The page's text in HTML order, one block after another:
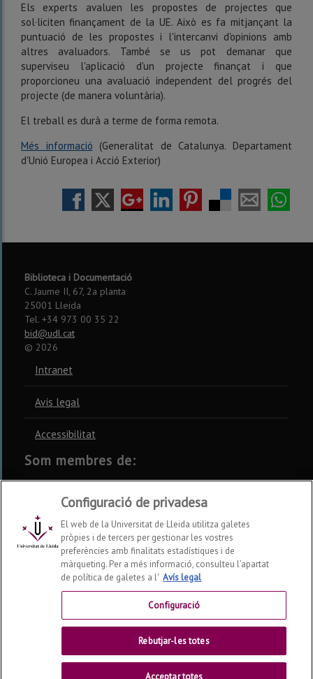
Els experts avaluen les propostes de projectes que
sol·liciten finançament de la UE. Això es fa mitjançant la
puntuació de les propostes i l'intercanvi d'opinions amb
altres avaluadors. També se us pot demanar que
superviseu l'aplicació d'un projecte finançat i que
proporcioneu una avaluació independent del progrés del
projecte (de manera voluntària).
El treball es durà a terme de forma remota.
Més informació (Generalitat de Catalunya. Departament
d'Unió Europea i Acció Exterior)
Biblioteca i Documentació
C. Jaume II, 67, 2a planta
25001 Lleida
Tel. +34 973 00 35 22
bid@udl.cat
© 2026
Intranet
Avís legal
Accessibilitat
Som membres de:
CSUC REBIUN CRUE
Xarxes socials
Configuració de privadesa
El web de la Universitat de Lleida utilitza galetes
pròpies i de tercers per gestionar les vostres
preferències amb finalitats estadístiques i de
màrqueting. Per a més informació, consulteu l’apartat
de política de galetes a l' Avís legal
Configuració
Rebutjar-les totes
Acceptar totes